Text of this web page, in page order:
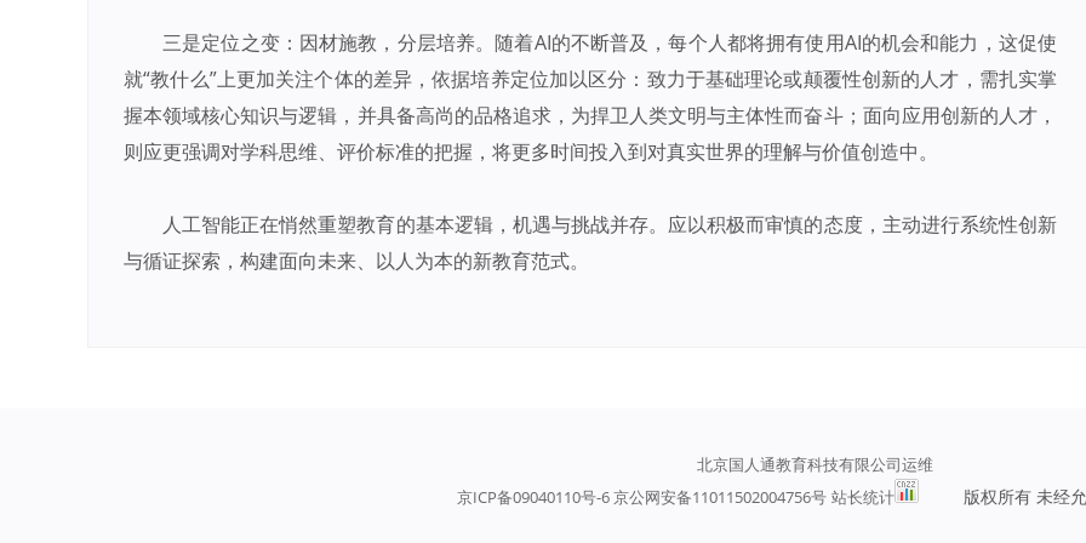
三是定位之变：因材施教，分层培养。随着AI的不断普及，每个人都将拥有使用AI的机会和能力，这促使
就“教什么”上更加关注个体的差异，依据培养定位加以区分：致力于基础理论或颠覆性创新的人才，需扎实掌
握本领域核心知识与逻辑，并具备高尚的品格追求，为捍卫人类文明与主体性而奋斗；面向应用创新的人才，
则应更强调对学科思维、评价标准的把握，将更多时间投入到对真实世界的理解与价值创造中。
人工智能正在悄然重塑教育的基本逻辑，机遇与挑战并存。应以积极而审慎的态度，主动进行系统性创新
与循证探索，构建面向未来、以人为本的新教育范式。
北京国人通教育科技有限公司运维
京ICP备09040110号-6 京公网安备11011502004756号 站长统计 版权所有 未经